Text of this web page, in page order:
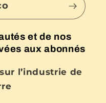
et de nos
aux abonnés
l’industrie de